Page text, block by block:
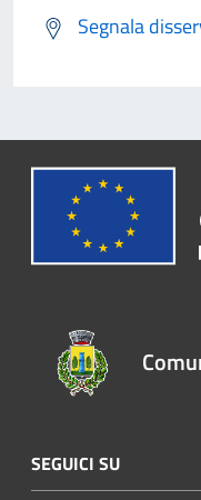
Segnala
SEGUICI SU